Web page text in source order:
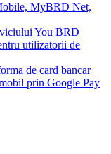
MyBRD Net,
You BRD
utilizatorii de
de card bancar
prin Google Pay